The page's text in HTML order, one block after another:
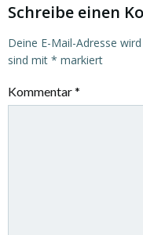
Schreibe einen
Deine E-Mail-Adresse
sind mit * markiert
Kommentar*